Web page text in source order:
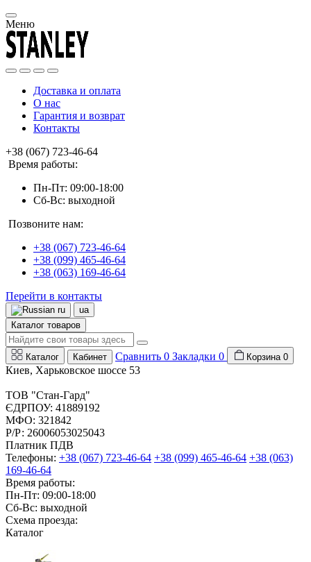
Меню
Доставка и оплата
О нас
Гарантия и возврат
Контакты
+38 (067) 723-46-64
Время работы:
Пн-Пт: 09:00-18:00
Сб-Вс: выходной
Позвоните нам:
+38 (067) 723-46-64
+38 (099) 465-46-64
+38 (063) 169-46-64
Перейти в контакты
ru
ua
Каталог товаров
Каталог Кабинет Сравнить 0 Закладки 0 Корзина 0
Киев, Харьковское шоссе 53
ТОВ "Стан-Гард"
ЄДРПОУ: 41889192
МФО: 321842
Р/Р: 26006053025043
Платник ПДВ
Телефоны: +38 (067) 723-46-64 +38 (099) 465-46-64 +38 (063)
169-46-64
Время работы:
Пн-Пт: 09:00-18:00
Сб-Вс: выходной
Схема проезда:
Каталог